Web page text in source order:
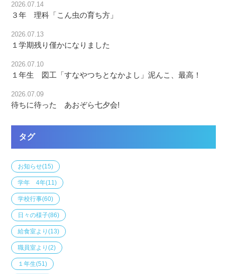
2026.07.14
３年 理科「こん虫の育ち方」
2026.07.13
１学期残り僅かになりました
2026.07.10
１年生 図工「すなやつちとなかよし」泥んこ、最高！
2026.07.09
待ちに待った あおぞら七夕会!
タグ
お知らせ(15)
学年 4年(11)
学校行事(60)
日々の様子(86)
給食室より(13)
職員室より(2)
１年生(51)